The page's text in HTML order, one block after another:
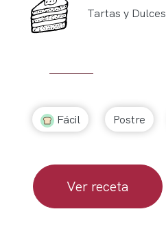
Tartas y Dulces
Fácil Postre
Ver receta